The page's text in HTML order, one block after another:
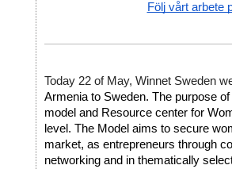
Följ vårt arbete
Today 22 of May, Winnet Sweden
Armenia to Sweden. The purpose
model and Resource center for
level. The Model aims to secure
market, as entrepreneurs through
networking and in thematically